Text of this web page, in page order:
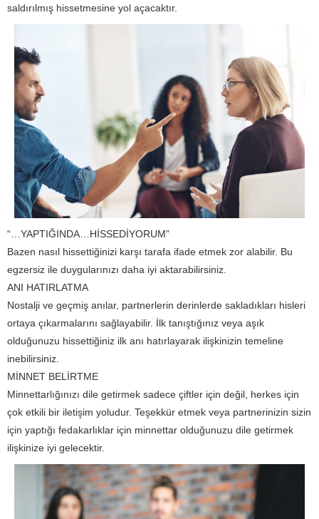
saldırılmış hissetmesine yol açacaktır.
“…YAPTIĞINDA…HİSSEDİYORUM”
Bazen nasıl hissettiğinizi karşı tarafa ifade etmek zor alabilir. Bu
egzersiz ile duygularınızı daha iyi aktarabilirsiniz.
ANI HATIRLATMA
Nostalji ve geçmiş anılar, partnerlerin derinlerde sakladıkları hisleri
ortaya çıkarmalarını sağlayabilir. İlk tanıştığınız veya aşık
olduğunuzu hissettiğiniz ilk anı hatırlayarak ilişkinizin temeline
inebilirsiniz.
MİNNET BELİRTME
Minnettarlığınızı dile getirmek sadece çiftler için değil, herkes için
çok etkili bir iletişim yoludur. Teşekkür etmek veya partnerinizin sizin
için yaptığı fedakarlıklar için minnettar olduğunuzu dile getirmek
ilişkinize iyi gelecektir.